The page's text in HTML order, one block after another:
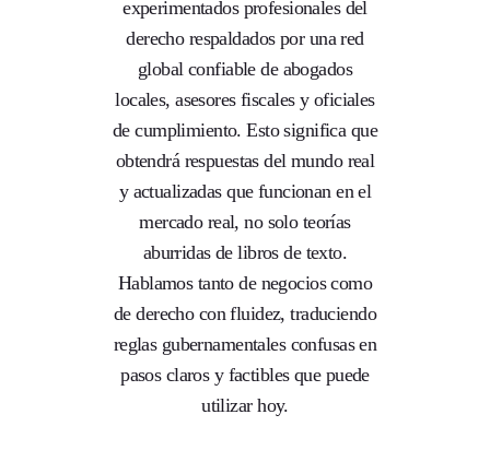
experimentados profesionales del
derecho respaldados por una red
global confiable de abogados
locales, asesores fiscales y oficiales
de cumplimiento. Esto significa que
obtendrá respuestas del mundo real
y actualizadas que funcionan en el
mercado real, no solo teorías
aburridas de libros de texto.
Hablamos tanto de negocios como
de derecho con fluidez, traduciendo
reglas gubernamentales confusas en
pasos claros y factibles que puede
utilizar hoy.